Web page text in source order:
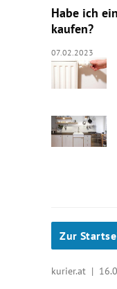
Habe ich
kaufen?
07.02.2023
Zur
kurier.at |